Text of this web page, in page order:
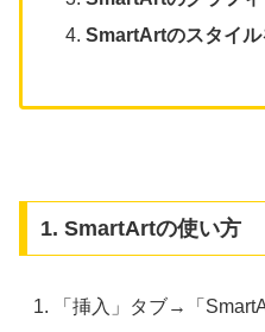
SmartArtのスタイル
1. SmartArtの使い方
「挿入」タブ→「